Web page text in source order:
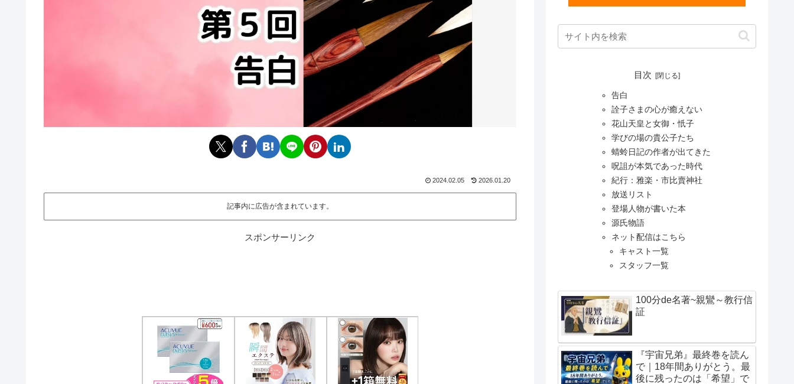
2024.02.05 2026.01.20
記事内に広告が含まれています。
スポンサーリンク
目次
告白
詮子さまの心が癒えない
花山天皇と女御・忯子
学びの場の貴公子たち
蜻蛉日記の作者が出てきた
呪詛が本気であった時代
紀行：雅楽・市比賣神社
放送リスト
登場人物が書いた本
源氏物語
ネット配信はこちら
キャスト一覧
スタッフ一覧
100分de名著~親鸞～教行信
証
『宇宙兄弟』最終巻を読ん
で｜18年間ありがとう。最
後に残ったのは「希望」で